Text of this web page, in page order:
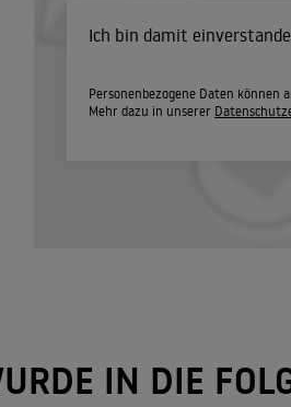
Ich bin damit
Personenbezogene Daten
Mehr dazu in unserer
IN DIE